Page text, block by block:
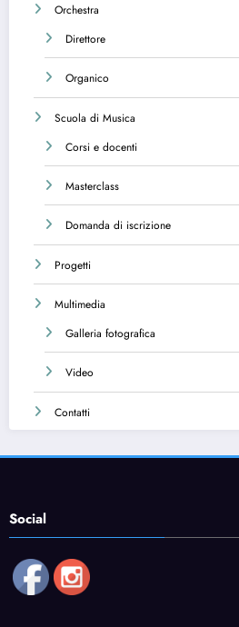
Orchestra
Direttore
Organico
Scuola di Musica
Corsi e docenti
Masterclass
Domanda di iscrizione
Progetti
Multimedia
Galleria fotografica
Video
Contatti
Social